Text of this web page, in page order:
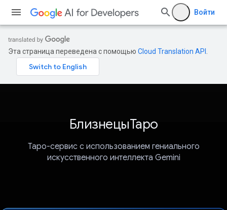
Войти
Эта страница переведена с помощью Cloud Translation API
БлизнецыТаро
Таро-сервис с использованием гениального
искусственного интеллекта Gemini